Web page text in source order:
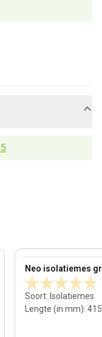
Neo isolatiemes
Soort: Isolatiemes
Lengte (in mm): 415
View product